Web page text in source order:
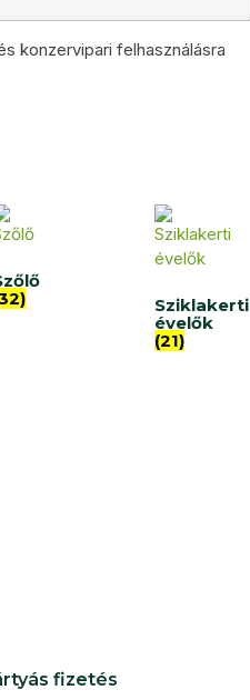
konzervipari felhasználásra
Sziklakerti
évelők
(21)
fizetés